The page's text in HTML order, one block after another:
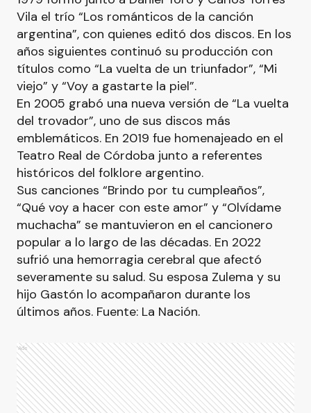
Vila el trío “Los románticos de la canción
argentina”, con quienes editó dos discos. En los
años siguientes continuó su producción con
títulos como “La vuelta de un triunfador”, “Mi
viejo” y “Voy a gastarte la piel”.
En 2005 grabó una nueva versión de “La vuelta
del trovador”, uno de sus discos más
emblemáticos. En 2019 fue homenajeado en el
Teatro Real de Córdoba junto a referentes
históricos del folklore argentino.
Sus canciones “Brindo por tu cumpleaños”,
“Qué voy a hacer con este amor” y “Olvídame
muchacha” se mantuvieron en el cancionero
popular a lo largo de las décadas. En 2022
sufrió una hemorragia cerebral que afectó
severamente su salud. Su esposa Zulema y su
hijo Gastón lo acompañaron durante los
últimos años. Fuente: La Nación.
Ads